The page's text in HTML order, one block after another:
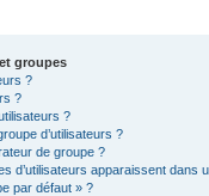
groupes
?
?
?
d’utilisateurs ?
de groupe ?
d’utilisateurs apparaissent dans
par défaut » ?